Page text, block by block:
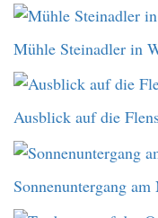
Mühle Steinadler in
Ausblick auf die
Sonnenuntergang